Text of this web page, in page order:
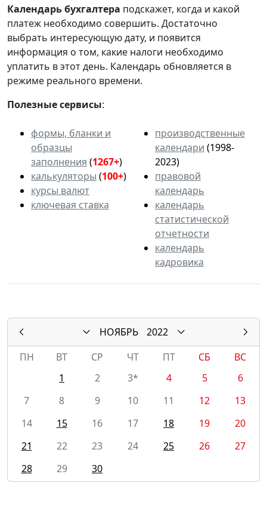
Календарьбухгалтера подскажет, когда и какой
платеж необходимо совершить. Достаточно
выбрать интересующую дату, и появится
информация о том, какие налоги необходимо
уплатить в этот день. Календарь обновляется в
режиме реального времени.
Полезные сервисы:
формы, бланки и
образцы
заполнения (1267+)
калькуляторы (100+)
курсы валют
ключевая ставка
производственные
календари (1998-
2023)
правовой
календарь
календарь
статистической
отчетности
календарь
кадровика
НОЯБРЬ
2022
ПН
ВТ СР ЧТ ПТ СБ
ВС
1
2 3* 4 5
6
7
8 9 10 11 12
13
14
15 16 17 18 19
20
21
22 23 24 25 26
27
28
29 30